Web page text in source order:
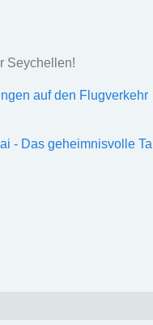
Seychellen!
auf den Flugverkehr
- Das geheimnisvolle